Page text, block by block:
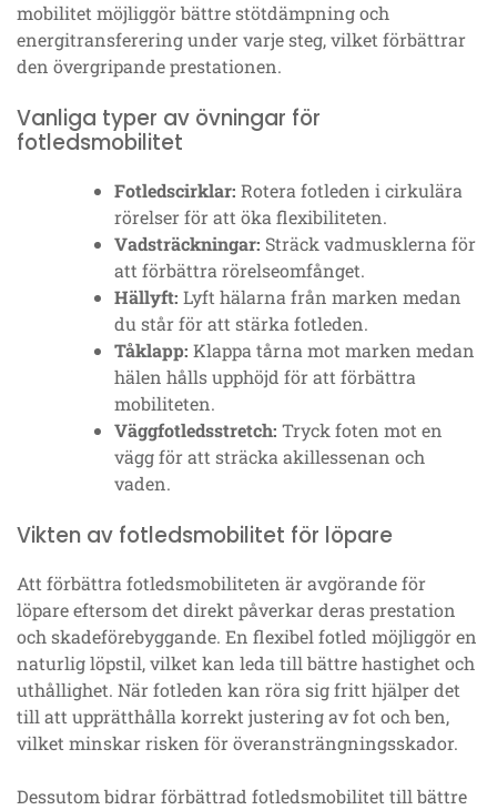
mobilitet möjliggör bättre stötdämpning och
energitransferering under varje steg, vilket förbättrar
den övergripande prestationen.
Vanliga typer av övningar för
fotledsmobilitet
Fotledscirklar: Rotera fotleden i cirkulära
rörelser för att öka flexibiliteten.
Vadsträckningar: Sträck vadmusklerna för
att förbättra rörelseomfånget.
Hällyft: Lyft hälarna från marken medan
du står för att stärka fotleden.
Tåklapp: Klappa tårna mot marken medan
hälen hålls upphöjd för att förbättra
mobiliteten.
Väggfotledsstretch: Tryck foten mot en
vägg för att sträcka akillessenan och
vaden.
Vikten av fotledsmobilitet för löpare
Att förbättra fotledsmobiliteten är avgörande för
löpare eftersom det direkt påverkar deras prestation
och skadeförebyggande. En flexibel fotled möjliggör en
naturlig löpstil, vilket kan leda till bättre hastighet och
uthållighet. När fotleden kan röra sig fritt hjälper det
till att upprätthålla korrekt justering av fot och ben,
vilket minskar risken för överansträngningsskador.
Dessutom bidrar förbättrad fotledsmobilitet till bättre